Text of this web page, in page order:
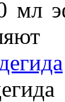
мл